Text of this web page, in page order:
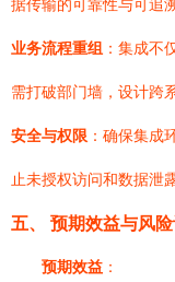
据传输的可靠性与可追
业务流程重组 ：集成不
需打破部门墙，设计跨
安全与权限 ：确保集成
止未授权访问和数据泄露
五、 预期效益与风
预期效益 ：